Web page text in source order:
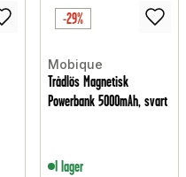
-29%
Mobique
Trådlös Magnetisk
Powerbank 5000mAh, svart
I lager